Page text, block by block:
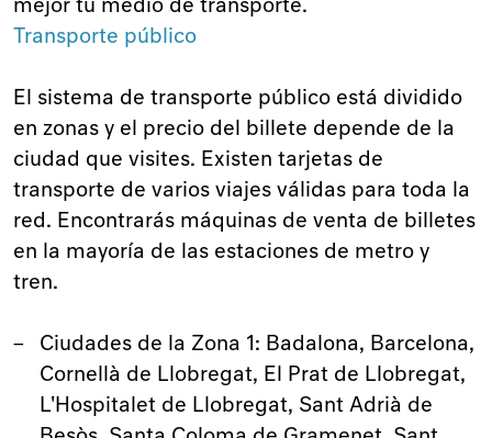
mejor tu medio de transporte.
Transporte público
El sistema de transporte público está dividido
en zonas y el precio del billete depende de la
ciudad que visites. Existen tarjetas de
transporte de varios viajes válidas para toda la
red. Encontrarás máquinas de venta de billetes
en la mayoría de las estaciones de metro y
tren.
Ciudades de la Zona 1: Badalona, Barcelona,
Cornellà de Llobregat, El Prat de Llobregat,
L'Hospitalet de Llobregat, Sant Adrià de